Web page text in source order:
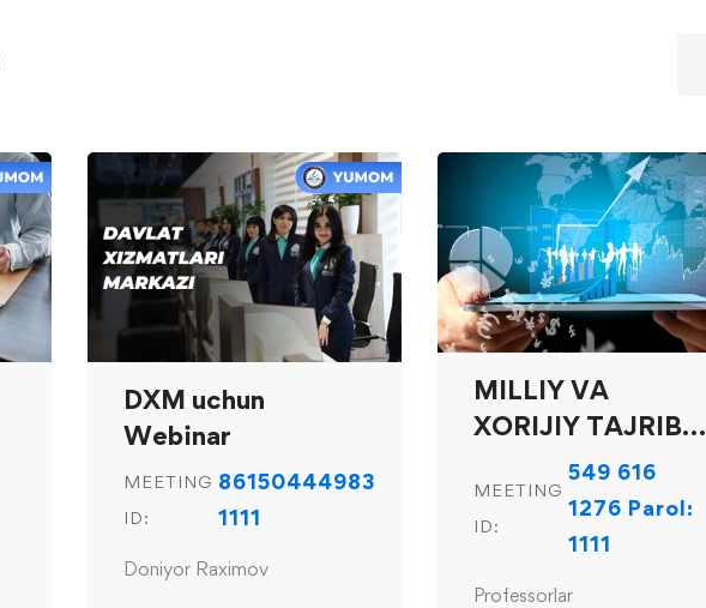
DXM uchun
Webinar
MEETING
ID:
86150444983
1111
Doniyor Raximov
MILLIY VA
XORIJIY TAJRIBA-
konferensiya
MEETING
ID:
549 616
1276 Parol:
1111
Professorlar